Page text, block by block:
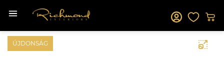
ÚJDONSÁG